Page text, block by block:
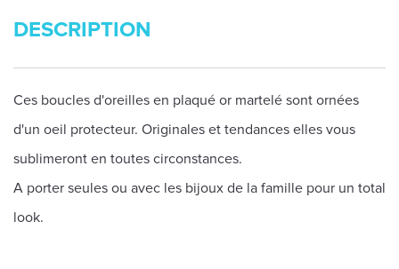
DESCRIPTION
Ces boucles d'oreilles en plaqué or martelé sont ornées
d'un oeil protecteur. Originales et tendances elles vous
sublimeront en toutes circonstances.
A porter seules ou avec les bijoux de la famille pour un total
look.